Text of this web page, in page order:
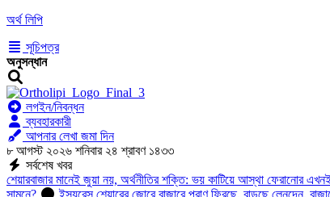
অর্থ লিপি
সূচিপত্র
অনুসন্ধান
লগইন/নিবন্ধন
ব্যবহারকারী
আপনার লেখা জমা দিন
৮ আগস্ট ২০২৬ শনিবার ২৪ শ্রাবণ ১৪৩৩
সর্বশেষ খবর
শেয়ারবাজার মানেই জুয়া নয়, অর্থনীতির শক্তি: ভয় কাটিয়ে আস্থা ফেরানোর
সামনে?
ইন্স্যুরেন্স শেয়ারের জোরে বাজারে প্রাণ ফিরছে, বাড়ছে লেনদেন,